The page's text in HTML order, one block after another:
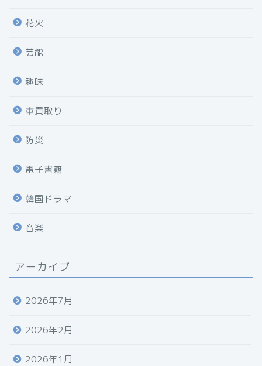
花火
芸能
趣味
車買取り
防災
電子書籍
韓国ドラマ
音楽
アーカイブ
2026年7月
2026年2月
2026年1月